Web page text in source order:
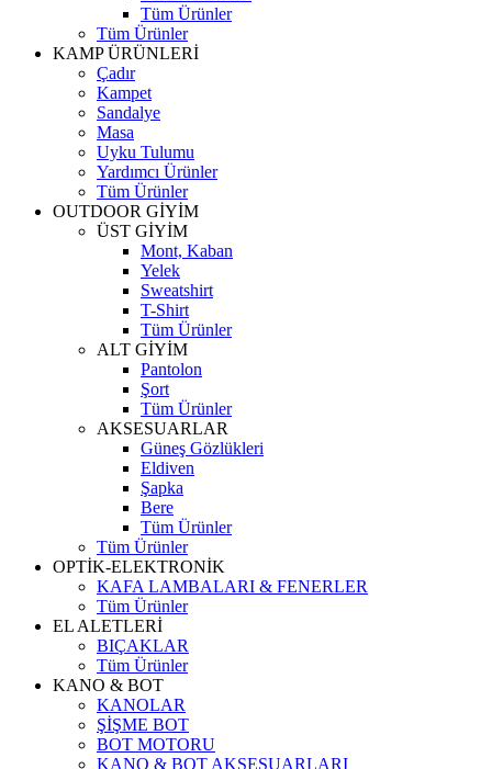
Tüm Ürünler
Tüm Ürünler
KAMP ÜRÜNLERİ
Çadır
Kampet
Sandalye
Masa
Uyku Tulumu
Yardımcı Ürünler
Tüm Ürünler
OUTDOOR GİYİM
ÜST GİYİM
Mont, Kaban
Yelek
Sweatshirt
T-Shirt
Tüm Ürünler
ALT GİYİM
Pantolon
Şort
Tüm Ürünler
AKSESUARLAR
Güneş Gözlükleri
Eldiven
Şapka
Bere
Tüm Ürünler
Tüm Ürünler
OPTİK-ELEKTRONİK
KAFA LAMBALARI & FENERLER
Tüm Ürünler
EL ALETLERİ
BIÇAKLAR
Tüm Ürünler
KANO & BOT
KANOLAR
ŞİŞME BOT
BOT MOTORU
KANO & BOT AKSESUARLARI